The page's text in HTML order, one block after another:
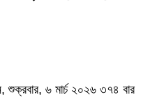
৬ মার্চ ২০২৬ ৩৭৪ বার